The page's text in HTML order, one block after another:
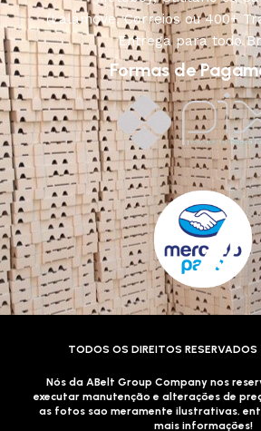
(Lalamove, Correios ou 400+
Entrega para todo
Formas de
TODOS OS DIREITOS
Nós da ABelt Group Company nos
executar manutenção e alterações de
as fotos sao meramente ilustrativas,
mais informações!